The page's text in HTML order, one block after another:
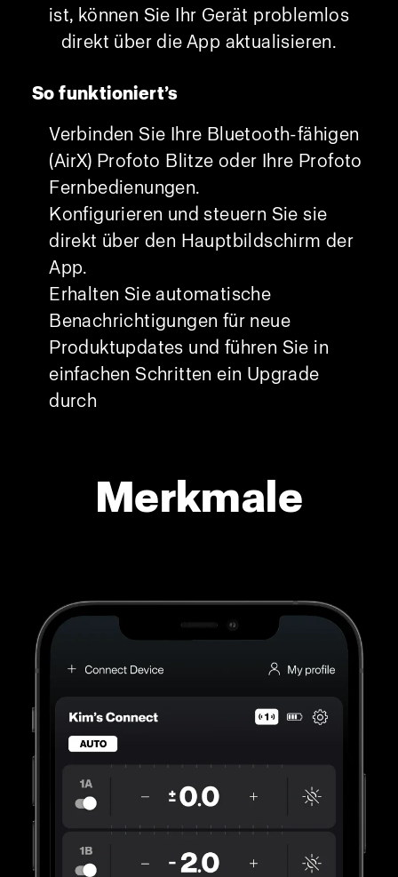
ist, können Sie Ihr Gerät problemlos
direkt über die App aktualisieren.
So funktioniert’s
Verbinden Sie Ihre Bluetooth-fähigen
(AirX) Profoto Blitze oder Ihre Profoto
Fernbedienungen.
Konfigurieren und steuern Sie sie
direkt über den Hauptbildschirm der
App.
Erhalten Sie automatische
Benachrichtigungen für neue
Produktupdates und führen Sie in
einfachen Schritten ein Upgrade
durch
Merkmale